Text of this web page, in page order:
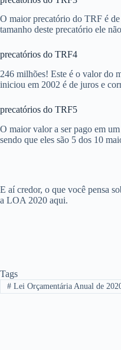
O maior precatório do TRF é
tamanho deste precatório ele
precatórios do TRF4
246 milhões! Este é o valor do
iniciou em 2002 é de juros e
precatórios do TRF5
O maior valor a ser pago em
sendo que eles são 5 dos 10
E aí credor, o que você pensa
a LOA 2020 aqui.
Tags
#Lei Orçamentária Anual de